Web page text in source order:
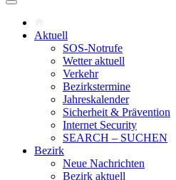
Aktuell
SOS-Notrufe
Wetter aktuell
Verkehr
Bezirkstermine
Jahreskalender
Sicherheit & Prävention
Internet Security
SEARCH – SUCHEN
Bezirk
Neue Nachrichten
Bezirk aktuell